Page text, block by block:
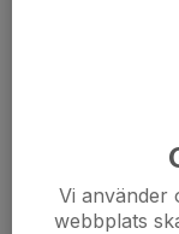
Vi använder
webbplats